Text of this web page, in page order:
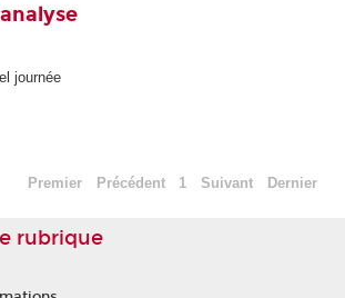
journée
Premier Précédent 1 Suivant Dernier
rubrique